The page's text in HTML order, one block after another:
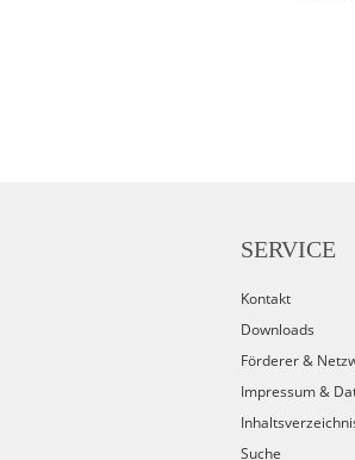
SERVICE
Kontakt
Downloads
Förderer &
Impressum &
Suche